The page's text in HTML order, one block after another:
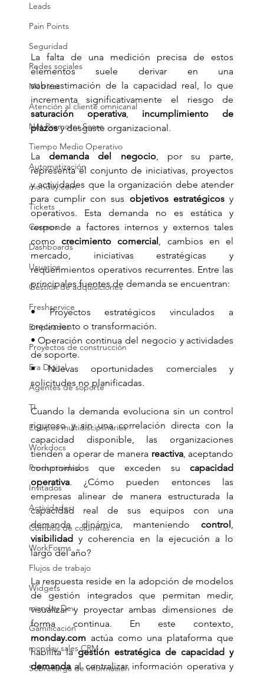
Leads
Pain Points
Seguridad
Redes sociales
Métricas
Atención al cliente omnicanal
Net Promoter Score
Tiempo Medio Operativo
Automatización
monday.com
Tickets
Correos
Dashboards
Usuarios
Gestión de adquisiciones
Freshservice
Empleados
Proyectos de construcción
Era Digital
Agentes de soporte
TI
Equipos multidisciplinarios
Workdocs
Productividad
Invitados
Actividades
Combos de columnas
WorkForms
Flujos de trabajo
Widgets
monday Dev
Gamificación
monday sales CRM
Sobrecarga de información
La falta de una medición precisa de estos
elementos suele derivar en una
sobreestimación de la capacidad real, lo que
saturación operativa, incumplimiento de
plazos y desgaste organizacional.
La demanda del negocio, por su parte,
representa el conjunto de iniciativas, proyectos
y actividades que la organización debe atender
para cumplir con sus objetivos estratégicos y
operativos. Esta demanda no es estática y
responde a factores internos y externos tales
como crecimiento comercial , cambios en el
mercado, iniciativas estratégicas y
requerimientos operativos recurrentes. Entre las
principales fuentes de demanda se encuentran:
• Proyectos estratégicos vinculados a
crecimiento o transformación.
• Operación continua del negocio y actividades
de soporte.
• Nuevas oportunidades comerciales y
solicitudes no planificadas.
Cuando la demanda evoluciona sin un control
riguroso y sin una correlación directa con la
capacidad disponible, las organizaciones
tienden a operar de manera reactiva, aceptando
compromisos que exceden su capacidad
operativa. ¿Cómo pueden entonces las
empresas alinear de manera estructurada la
capacidad real de sus equipos con una
demanda dinámica, manteniendo control
visibilidad y coherencia en la ejecución a lo
largo del año?
La respuesta reside en la adopción de modelos
de gestión integrados que permitan medir,
visualizar y proyectar ambas dimensiones de
monday.com actúa como una plataforma que
habilita la gestión estratégica de capacidad y
demanda al centralizar información operativa y